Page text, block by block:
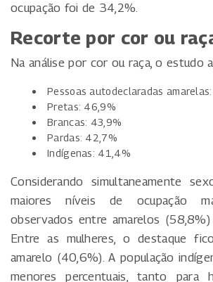
ocupação foi de 34,2%.
Recorte por cor ou
Na análise por cor ou raça, o estudo
Pessoas autodeclaradas
Pretas: 46,9%
Brancas: 43,9%
Pardas: 42,7%
Indígenas: 41,4%
Considerando simultaneamente
maiores níveis de ocupação
observados entre amarelos
Entre as mulheres, o destaque
amarelo (40,6%). A população
menores percentuais, tanto para